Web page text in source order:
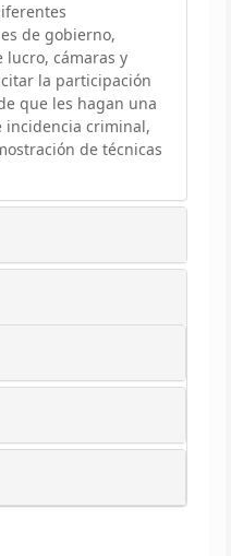
de gobierno,
lucro, cámaras y
la participación
que les hagan una
incidencia criminal,
de técnicas